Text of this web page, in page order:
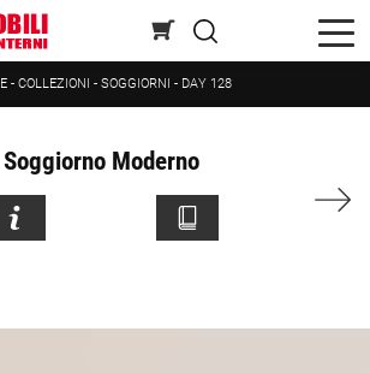
- COLLEZIONI - SOGGIORNI - DAY 128
Soggiorno Moderno